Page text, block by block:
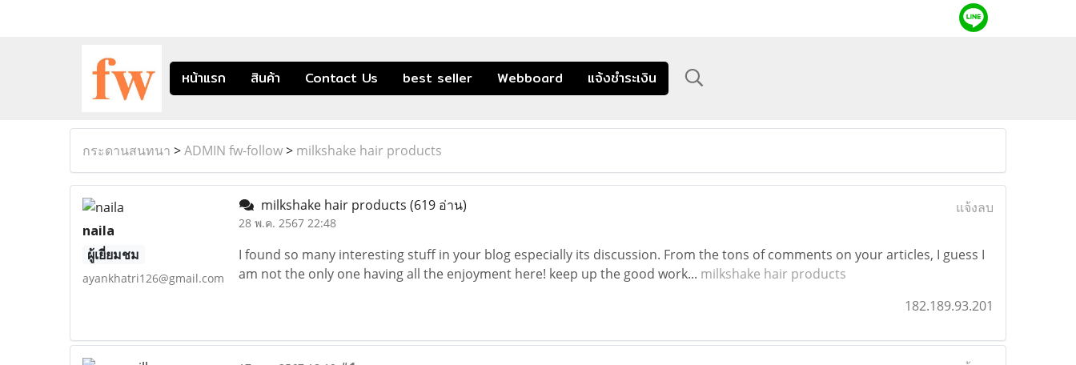
หน้าแรก สินค้า Contact Us best seller Webboard แจ้งชำระเงิน
กระดานสนทนา >ADMIN fw-follow> milkshake hair products
naila
ผู้เยี่ยมชม
ayankhatri126@gmail.com
milkshake hair products (619 อ่าน)
28 พ.ค. 2567 22:48
แจ้งลบ
I found so many interesting stuff in your blog especially its discussion. From the tons of comments on your articles, I guess I
am not the only one having all the enjoyment here! keep up the good work... milkshake hair products
182.189.93.201